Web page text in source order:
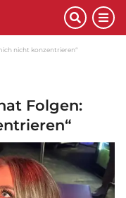
nicht konzentrieren“
Folgen: